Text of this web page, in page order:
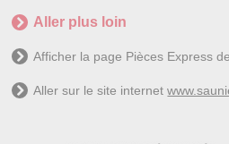
Aller plus loin
Afficher la page Pièces Express de
Aller sur le site internet